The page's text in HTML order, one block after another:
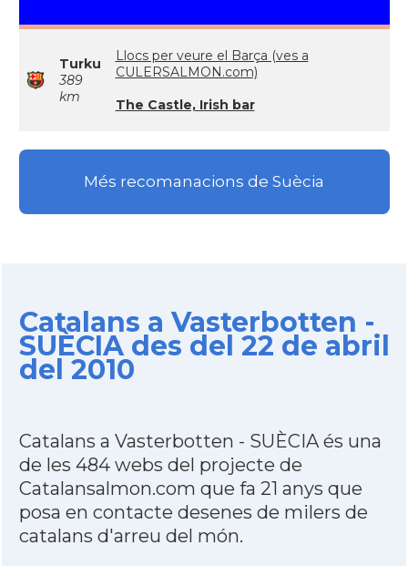
Turku
389
km
Llocs per veure el Barça (ves a
CULERSALMON.com)
The Castle, Irish bar
Més recomanacions de Suècia
Catalans a Vasterbotten -
SUÈCIA des del 22 de abril
del 2010
Catalans a Vasterbotten - SUÈCIA és una
de les 484 webs del projecte de
Catalansalmon.com que fa 21 anys que
posa en contacte desenes de milers de
catalans d'arreu del món.